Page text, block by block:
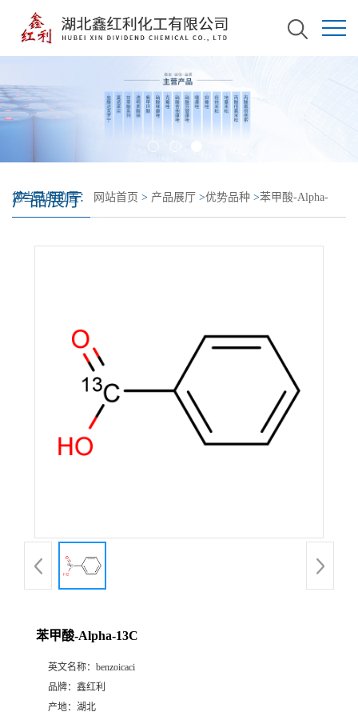
产品展厅
您当前的位置： 网站首页 > 产品展厅 >优势品种 >苯甲酸-Alpha-
苯甲酸-Alpha-13C
英文名称： benzoicaci
品牌： 鑫红利
产地： 湖北